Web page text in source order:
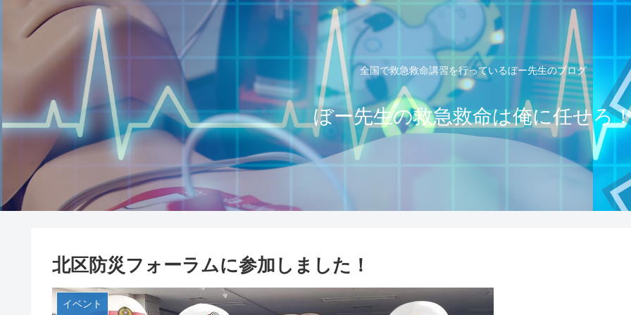
全国で救急救命講習を行っているぼー先生のブログ
ぼー先生の救急救命は俺に任せろ
北区防災フォーラムに参加しました！
イベント